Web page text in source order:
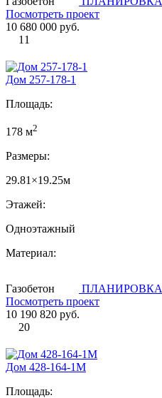
Посмотреть проект
10 680 000 руб.
11
Дом 257-178-1
Площадь:
178 м2
Размеры:
29.81×19.25м
Этажей:
Одноэтажный
Материал:
Газобетон
ПЛАНИРОВКА
Посмотреть проект
10 190 820 руб.
20
Дом 428-164-1М
Площадь: